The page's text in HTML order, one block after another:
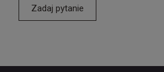
Zadaj pytanie